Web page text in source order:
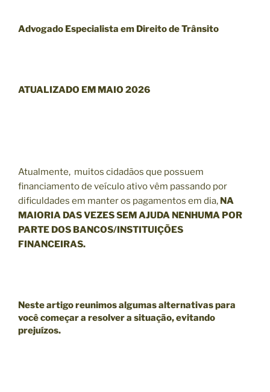
Advogado Especialista em Direito de Trânsito
ATUALIZADO EM MAIO 2026
Atualmente, muitos cidadãos que possuem
financiamento de veículo ativo vêm passando por
dificuldades em manter os pagamentos em dia, NA
MAIORIA DAS VEZES SEM AJUDA NENHUMA POR
PARTE DOS BANCOS/INSTITUIÇÕES
FINANCEIRAS.
Neste artigo reunimos algumas alternativas para
você começar a resolver a situação, evitando
prejuízos.